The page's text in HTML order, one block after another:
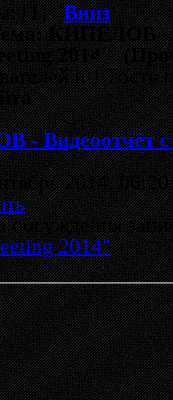
[1]Вниз
КИПЕЛОВ -
2014"
и 1 Гость
- Видеоотчёт с
2014,
обсуждения
2014".